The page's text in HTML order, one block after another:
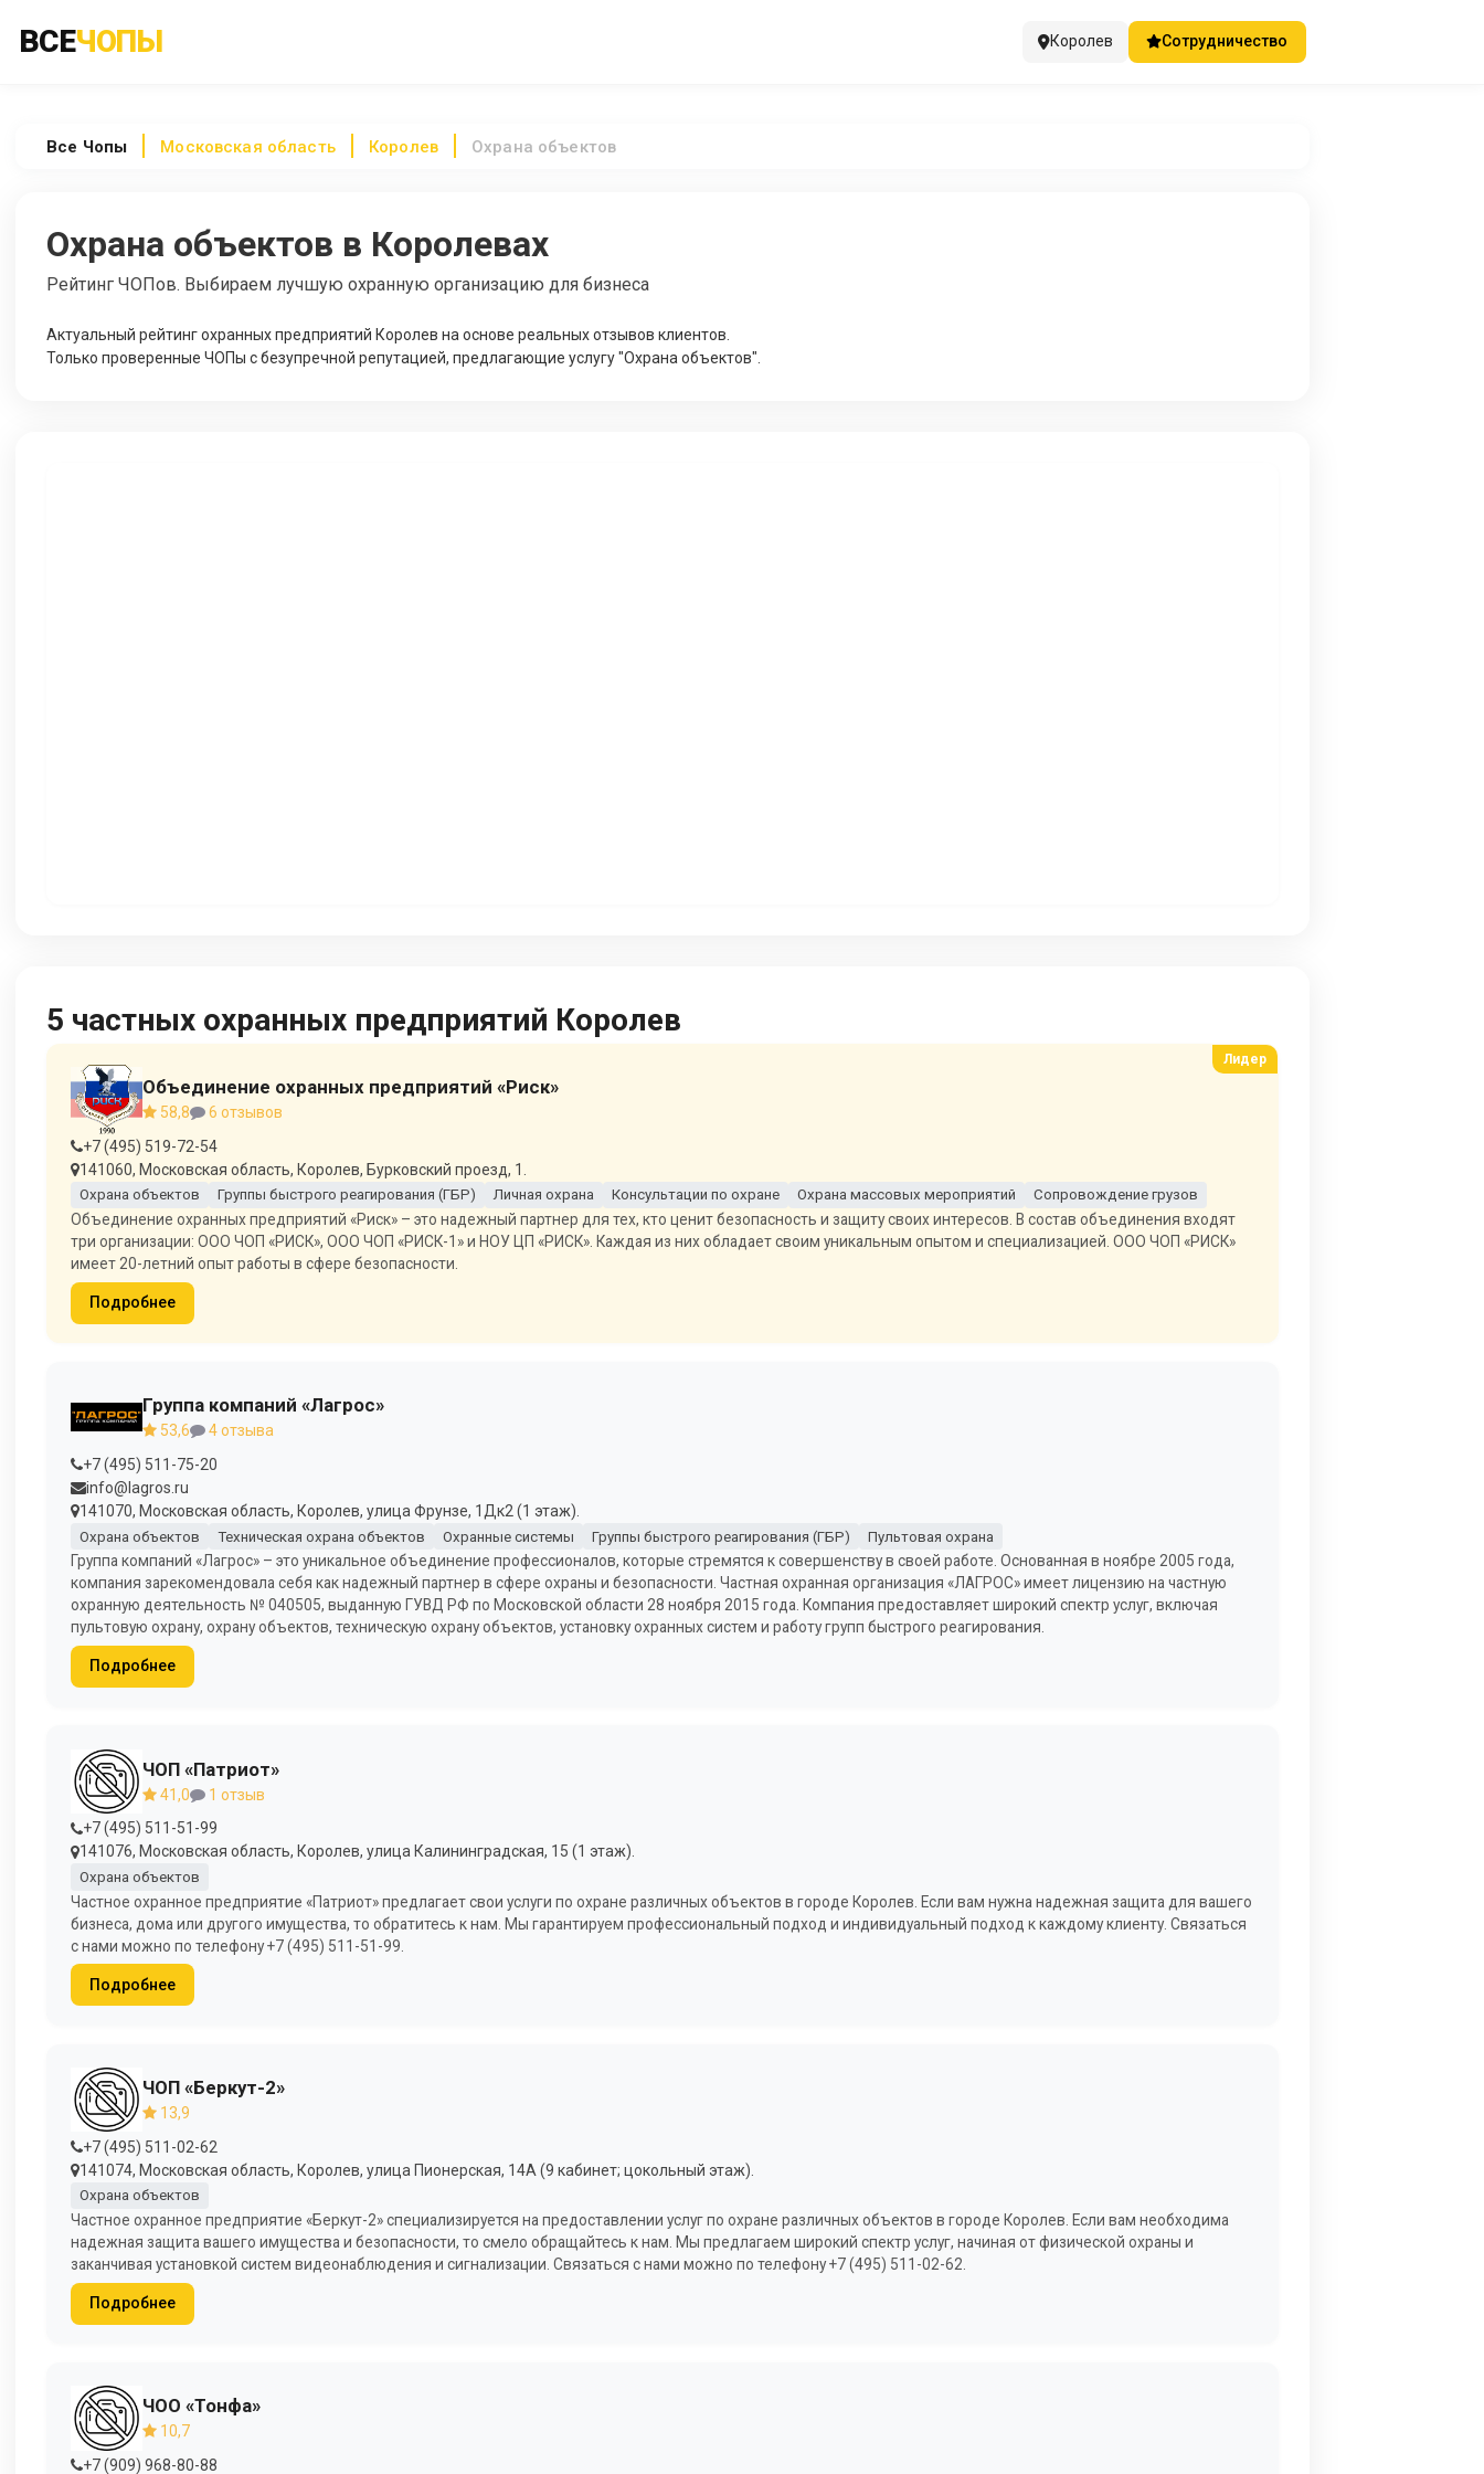
ВСЕЧОПЫ Королев Сотрудничество
Все Чопы Московская область Королев Охрана объектов
Охрана объектов в Королевах
Рейтинг ЧОПов. Выбираем лучшую охранную организацию для бизнеса
Актуальный рейтинг охранных предприятий Королев на основе реальных отзывов клиентов.
Только проверенные ЧОПы с безупречной репутацией, предлагающие услугу "Охрана объектов".
5 частных охранных предприятий Королев
Объединение охранных предприятий «Риск»
58,8
6 отзывов
+7 (495) 519-72-54
141060, Московская область, Королев, Бурковский проезд, 1.
Охрана объектов Группы быстрого реагирования (ГБР) Личная охрана Консультации по охране Охрана массовых мероприятий Сопровождение грузов
Объединение охранных предприятий «Риск» – это надежный партнер для тех, кто ценит безопасность и защиту своих интересов. В состав объединения входят
три организации: ООО ЧОП «РИСК», ООО ЧОП «РИСК-1» и НОУ ЦП «РИСК». Каждая из них обладает своим уникальным опытом и специализацией. ООО ЧОП «РИСК»
имеет 20-летний опыт работы в сфере безопасности.
Подробнее
Группа компаний «Лагрос»
53,6
4 отзыва
+7 (495) 511-75-20
info@lagros.ru
141070, Московская область, Королев, улица Фрунзе, 1Дк2 (1 этаж).
Охрана объектов Техническая охрана объектов Охранные системы Группы быстрого реагирования (ГБР) Пультовая охрана
Группа компаний «Лагрос» – это уникальное объединение профессионалов, которые стремятся к совершенству в своей работе. Основанная в ноябре 2005 года,
компания зарекомендовала себя как надежный партнер в сфере охраны и безопасности. Частная охранная организация «ЛАГРОС» имеет лицензию на частную
охранную деятельность № 040505, выданную ГУВД РФ по Московской области 28 ноября 2015 года. Компания предоставляет широкий спектр услуг, включая
пультовую охрану, охрану объектов, техническую охрану объектов, установку охранных систем и работу групп быстрого реагирования.
Подробнее
ЧОП «Патриот»
41,0
1 отзыв
+7 (495) 511-51-99
141076, Московская область, Королев, улица Калининградская, 15 (1 этаж).
Охрана объектов
Частное охранное предприятие «Патриот» предлагает свои услуги по охране различных объектов в городе Королев. Если вам нужна надежная защита для вашего
бизнеса, дома или другого имущества, то обратитесь к нам. Мы гарантируем профессиональный подход и индивидуальный подход к каждому клиенту. Связаться
с нами можно по телефону +7 (495) 511-51-99.
Подробнее
ЧОП «Беркут-2»
13,9
+7 (495) 511-02-62
141074, Московская область, Королев, улица Пионерская, 14А (9 кабинет; цокольный этаж).
Охрана объектов
Частное охранное предприятие «Беркут-2» специализируется на предоставлении услуг по охране различных объектов в городе Королев. Если вам необходима
надежная защита вашего имущества и безопасности, то смело обращайтесь к нам. Мы предлагаем широкий спектр услуг, начиная от физической охраны и
заканчивая установкой систем видеонаблюдения и сигнализации. Связаться с нами можно по телефону +7 (495) 511-02-62.
Подробнее
ЧОО «Тонфа»
10,7
+7 (909) 968-80-88